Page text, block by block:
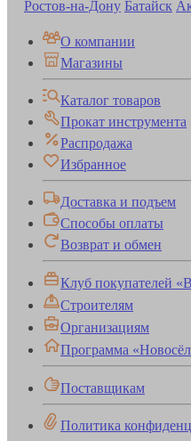
Ростов-на-Дону Батайск
О компании
Магазины
Каталог товаров
Прокат инструмента
Распродажа
Избранное
Доставка и подъем
Способы оплаты
Возврат и обмен
Клуб покупателей
Строителям
Организациям
Программа
Поставщикам
Политика